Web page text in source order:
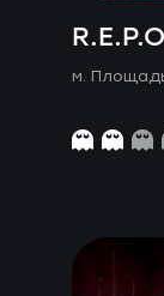
R.E.P.O
м.